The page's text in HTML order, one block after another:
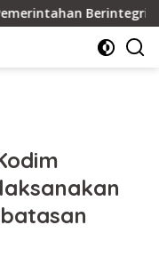
Berintegritas